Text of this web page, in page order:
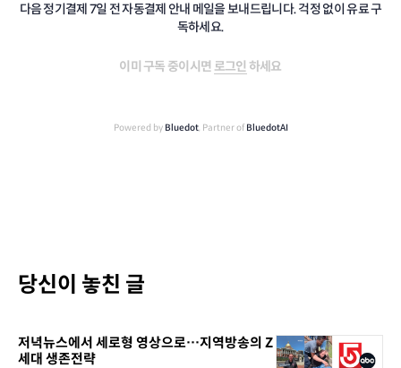
다음 정기결제 7일 전 자동결제 안내 메일을 보내드립니다. 걱정 없이 유료 구
독하세요.
이미 구독 중이시면 로그인 하세요
Powered by Bluedot, Partner of BluedotAI
당신이 놓친 글
저녁뉴스에서 세로형 영상으로…지역방송의 Z
세대 생존전략